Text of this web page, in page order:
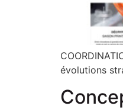
évolutions